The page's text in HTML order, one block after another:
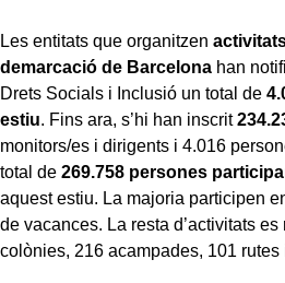
Les entitats que organitzen
demarcació de Barcelona han
Drets Socials i Inclusió un total de
estiu. Fins ara, s’hi han inscrit
monitors/es i dirigents i 4.016
total de 269.758 persones
aquest estiu. La majoria participen
de vacances. La resta d’activitats
colònies, 216 acampades, 101